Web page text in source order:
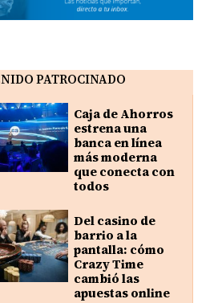
PATROCINADO
Caja de Ahorros
estrena una
banca en línea
más moderna
que conecta con
todos
Del casino de
barrio a la
pantalla: cómo
Crazy Time
cambió las
apuestas online